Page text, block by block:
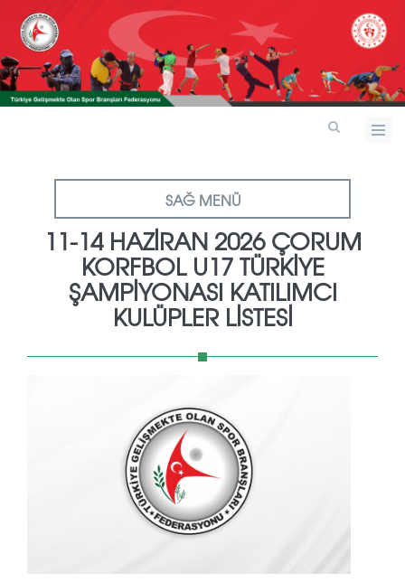
SAĞ MENÜ
11-14 HAZİRAN 2026 ÇORUM
KORFBOL U17 TÜRKİYE
ŞAMPİYONASI KATILIMCI
KULÜPLER LİSTESİ